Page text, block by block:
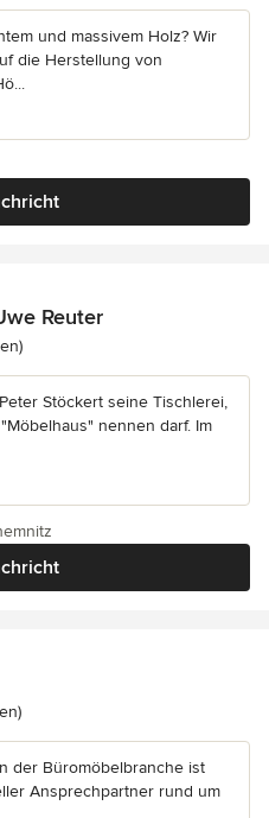
und massivem Holz? Wir
die Herstellung von
Reuter
von 5 Sternen
Stöckert seine Tischlerei,
nennen darf. Im
von 5 Sternen
der Büromöbelbranche ist
Ansprechpartner rund um